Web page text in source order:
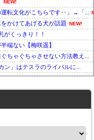
NEW!
転文化がこちらです‥」→「...
かけてあげる犬が話題 NEW!
くっきり！！
端ない【梅咲遥】
ちゃぐちゃさせない方法教え...
」はテスラのライバルに...